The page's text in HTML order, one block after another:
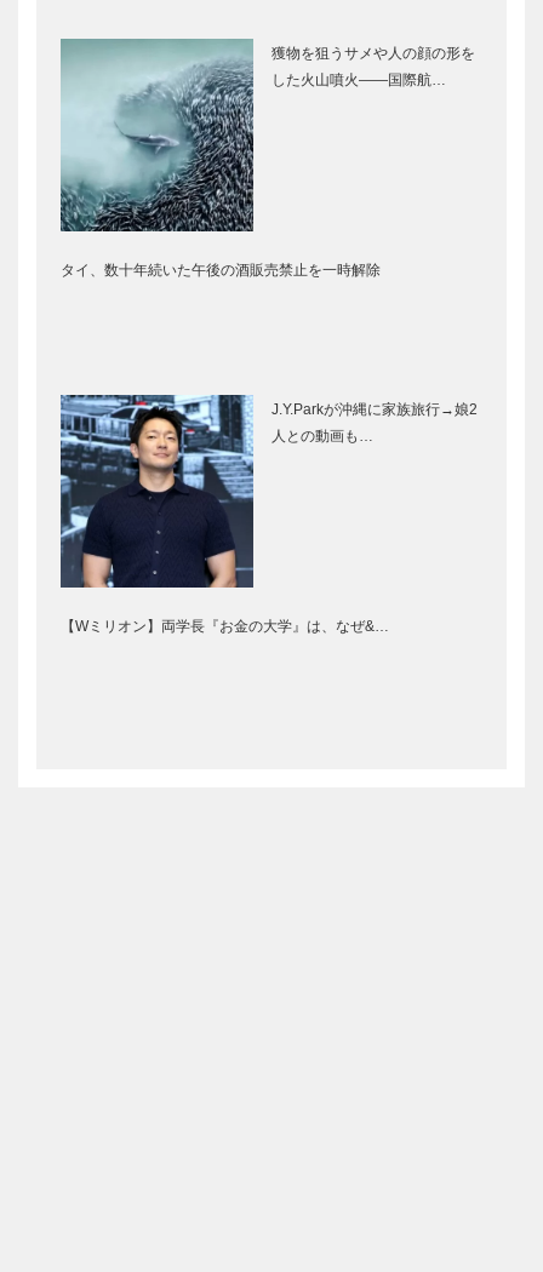
獲物を狙うサメや人の顔の形を
した火山噴火――国際航…
タイ、数十年続いた午後の酒販売禁止を一時解除
J.Y.Parkが沖縄に家族旅行→娘2
人との動画も…
【Wミリオン】両学長『お金の大学』は、なぜ&…